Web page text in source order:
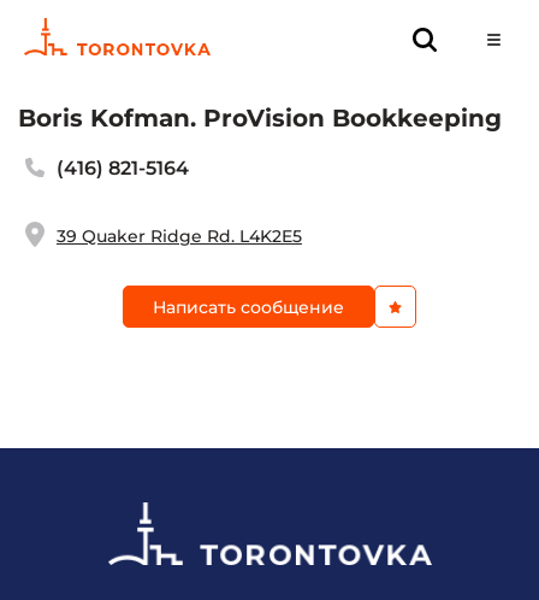
Boris Kofman. ProVision Bookkeeping
(416) 821-5164
39 Quaker Ridge Rd. L4K2E5
Написать сообщение